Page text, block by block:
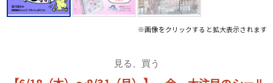
※画像をクリックすると拡大表示されます
見る、買う